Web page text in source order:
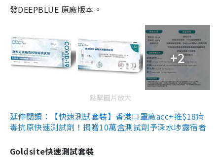
發DEEPBLUE 原廠版本。
+2
點擊圖片放大
延伸閱讀：【快速測試套裝】香港口罩廠acc+推$18病
毒抗原快速測試劑！捐贈10萬盒測試劑予深水埗露宿者
Goldsite快速測試套裝